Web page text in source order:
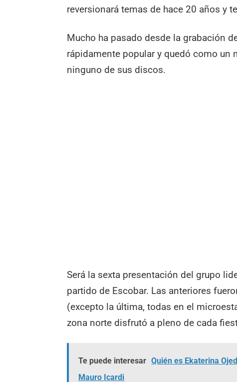
reversionará temas de hace 20 años y
Mucho ha pasado desde la grabación
rápidamente popular y quedó como un
ninguno de sus discos.
Será la sexta presentación del grupo
partido de Escobar. Las anteriores
(excepto la última, todas en el
zona norte disfrutó a pleno de cada
Te puede interesar Quién es Ekaterina
Mauro Icardi